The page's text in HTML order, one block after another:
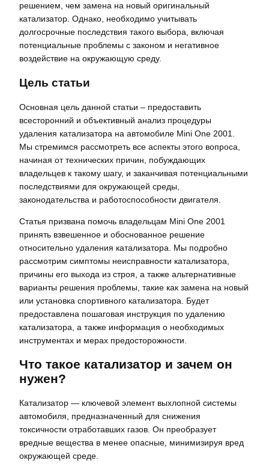
решением, чем замена на новый оригинальный
катализатор. Однако, необходимо учитывать
долгосрочные последствия такого выбора, включая
потенциальные проблемы с законом и негативное
воздействие на окружающую среду.
Цель статьи
Основная цель данной статьи – предоставить
всесторонний и объективный анализ процедуры
удаления катализатора на автомобиле Mini One 2001.
Мы стремимся рассмотреть все аспекты этого вопроса,
начиная от технических причин, побуждающих
владельцев к такому шагу, и заканчивая потенциальными
последствиями для окружающей среды,
законодательства и работоспособности двигателя.
Статья призвана помочь владельцам Mini One 2001
принять взвешенное и обоснованное решение
относительно удаления катализатора. Мы подробно
рассмотрим симптомы неисправности катализатора,
причины его выхода из строя, а также альтернативные
варианты решения проблемы, такие как замена на новый
или установка спортивного катализатора. Будет
предоставлена пошаговая инструкция по удалению
катализатора, а также информация о необходимых
инструментах и мерах предосторожности.
Что такое катализатор и зачем он
нужен?
Катализатор ― ключевой элемент выхлопной системы
автомобиля, предназначенный для снижения
токсичности отработавших газов. Он преобразует
вредные вещества в менее опасные, минимизируя вред
окружающей среде.